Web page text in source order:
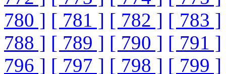
780 ] [ 781 ] [ 782 ] [ 783 ]
788 ] [ 789 ] [ 790 ] [ 791 ]
796 ] [ 797 ] [ 798 ] [ 799 ]